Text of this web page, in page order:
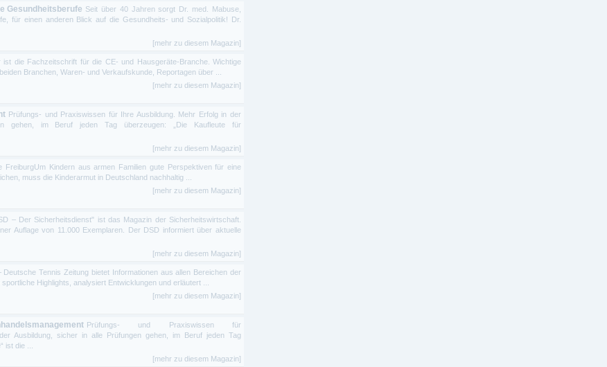
Gesundheitsberufe Seit über 40 Jahren sorgt Dr. med. Mabuse,
für einen anderen Blick auf die Gesundheits- und Sozialpolitik! Dr.
[mehr zu diesem Magazin]
ist die Fachzeitschrift für die CE- und Hausgeräte-Branche. Wichtige
Branchen, Waren- und Verkaufskunde, Reportagen über ...
[mehr zu diesem Magazin]
Prüfungs- und Praxiswissen für Ihre Ausbildung. Mehr Erfolg in der
gehen, im Beruf jeden Tag überzeugen: „Die Kaufleute für
[mehr zu diesem Magazin]
FreiburgUm Kindern aus armen Familien gute Perspektiven für eine
muss die Kinderarmut in Deutschland nachhaltig ...
[mehr zu diesem Magazin]
– Der Sicherheitsdienst" ist das Magazin der Sicherheitswirtschaft.
Auflage von 11.000 Exemplaren. Der DSD informiert über aktuelle
[mehr zu diesem Magazin]
Deutsche Tennis Zeitung bietet Informationen aus allen Bereichen der
Highlights, analysiert Entwicklungen und erläutert ...
[mehr zu diesem Magazin]
Prüfungs- und Praxiswissen für
Ausbildung, sicher in alle Prüfungen gehen, im Beruf jeden Tag
ist die ...
[mehr zu diesem Magazin]